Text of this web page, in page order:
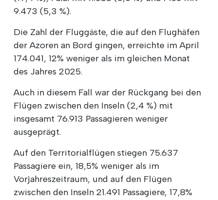
9.473 (5,3 %).
Die Zahl der Fluggäste, die auf den Flughäfen
der Azoren an Bord gingen, erreichte im April
174.041, 12% weniger als im gleichen Monat
des Jahres 2025.
Auch in diesem Fall war der Rückgang bei den
Flügen zwischen den Inseln (2,4 %) mit
insgesamt 76.913 Passagieren weniger
ausgeprägt.
Auf den Territorialflügen stiegen 75.637
Passagiere ein, 18,5% weniger als im
Vorjahreszeitraum, und auf den Flügen
zwischen den Inseln 21.491 Passagiere, 17,8%